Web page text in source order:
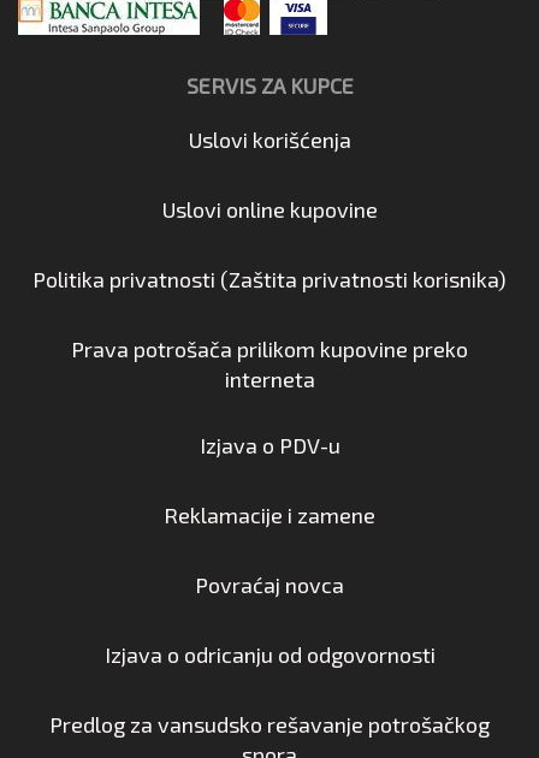
SERVIS ZA KUPCE
Uslovi korišćenja
Uslovi online kupovine
Politika privatnosti (Zaštita privatnosti korisnika)
Prava potrošača prilikom kupovine preko
interneta
Izjava o PDV-u
Reklamacije i zamene
Povraćaj novca
Izjava o odricanju od odgovornosti
Predlog za vansudsko rešavanje potrošačkog